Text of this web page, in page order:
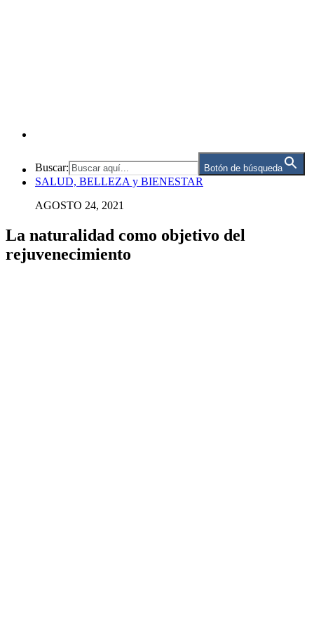
Buscar: Botón de búsqueda
SALUD, BELLEZA y BIENESTAR
AGOSTO 24, 2021
La naturalidad como objetivo del
rejuvenecimiento